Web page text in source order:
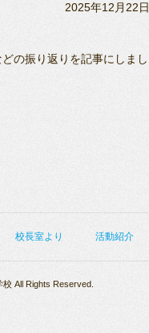
2025年12月22日
の振り返りを記事にしまし
校長室より 活動紹介
All Rights Reserved.